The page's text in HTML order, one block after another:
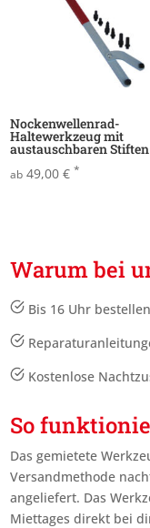
Nockenwellenrad-
Haltewerkzeug mit
austauschbaren Stiften
ab 49,00€ *
Warum bei
Bis 16 Uhr
Kostenlose
So
Das gemietete
Versandmethode
angeliefert. Das
Miettagesdirekt bei